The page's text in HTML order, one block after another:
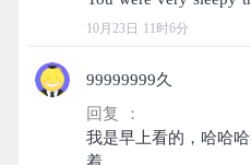
10月23日 11时6分
99999999久
回复 ：
我是早上看的，哈哈